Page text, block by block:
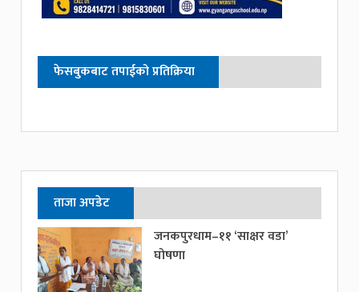
फेसबुकबाट तपाईको प्रतिक्रिया
ताजा अपडेट
जनकपुरधाम–११ ‘साक्षर वडा’
घोषणा